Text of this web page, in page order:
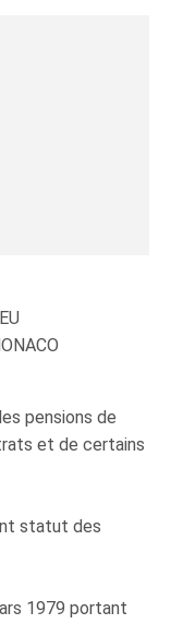
pensions de
et de certains
statut des
1979 portant